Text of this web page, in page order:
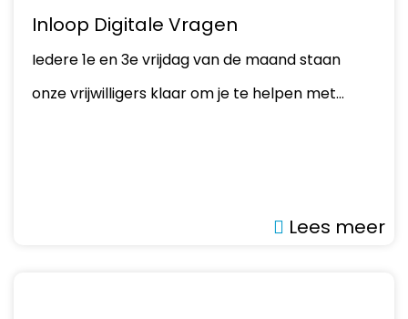
Inloop Digitale Vragen
Iedere 1e en 3e vrijdag van de maand staan
onze vrijwilligers klaar om je te helpen met…
Lees meer